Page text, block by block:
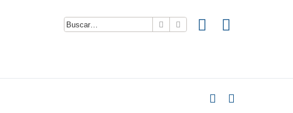
Buscar Búsqueda avanzada